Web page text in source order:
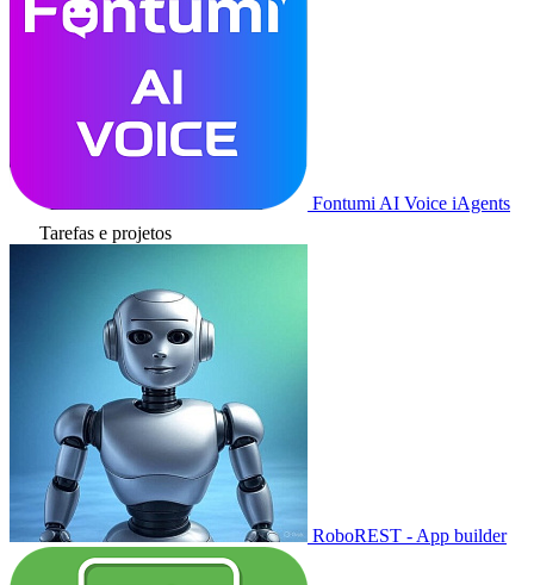
Fontumi AI Voice iAgents
Tarefas e projetos
RoboREST - App builder